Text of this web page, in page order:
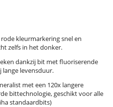
kleurmarkering snel en
zelfs in het donker.
dankzij bit met fluoriserende
levensduur.
met een 120x langere
bittechnologie, geschikt voor alle
standaardbits)